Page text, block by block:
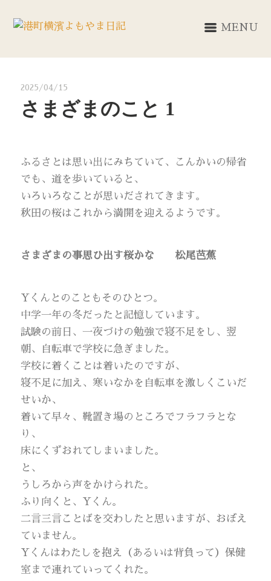
MENU
2025/04/15
さまざまのこと 1
ふるさとは思い出にみちていて、こんかいの帰省
でも、道を歩いていると、
いろいろなことが思いだされてきます。
秋田の桜はこれから満開を迎えるようです。
さまざまの事思ひ出す桜かな 松尾芭蕉
Yくんとのこともそのひとつ。
中学一年の冬だったと記憶しています。
試験の前日、一夜づけの勉強で寝不足をし、翌
朝、自転車で学校に急ぎました。
学校に着くことは着いたのですが、
寝不足に加え、寒いなかを自転車を激しくこいだ
せいか、
着いて早々、靴置き場のところでフラフラとな
り、
床にくずおれてしまいました。
と、
うしろから声をかけられた。
ふり向くと、Yくん。
二言三言ことばを交わしたと思いますが、おぼえ
ていません。
Yくんはわたしを抱え（あるいは背負って）保健
室まで連れていってくれた。